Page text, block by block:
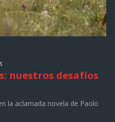
nuestros desafíos
la aclamada novela de Paolo